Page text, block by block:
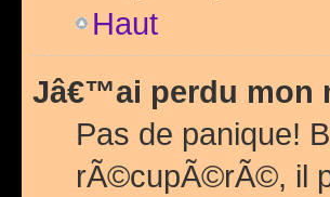
Haut
Jâ€™ai perdu mon
Pas de panique!
rÃ©cupÃ©rÃ©, il